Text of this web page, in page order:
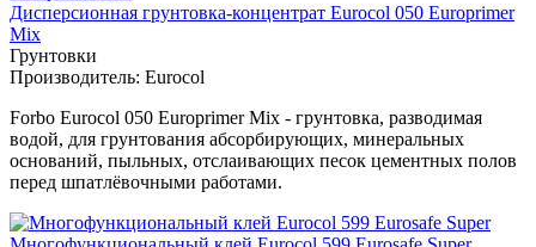
Дисперсионная грунтовка-концентрат Eurocol 050 Europrimer
Mix
Грунтовки
Производитель: Eurocol
Forbo Eurocol 050 Europrimer Mix - грунтовка, разводимая
водой, для грунтования абсорбирующих, минеральных
оснований, пыльных, отслаивающих песок цементных полов
перед шпатлёвочными работами.